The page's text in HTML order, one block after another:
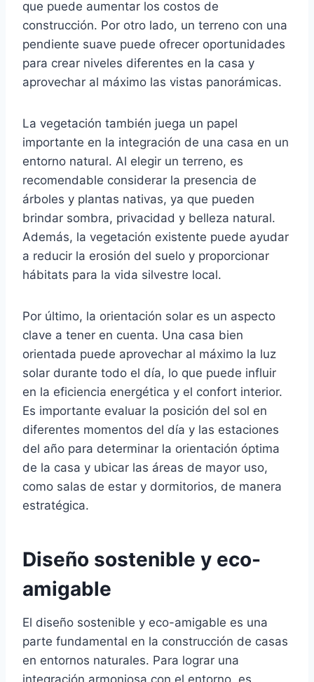
que puede aumentar los costos de
construcción. Por otro lado, un terreno con una
pendiente suave puede ofrecer oportunidades
para crear niveles diferentes en la casa y
aprovechar al máximo las vistas panorámicas.
La vegetación también juega un papel
importante en la integración de una casa en un
entorno natural. Al elegir un terreno, es
recomendable considerar la presencia de
árboles y plantas nativas, ya que pueden
brindar sombra, privacidad y belleza natural.
Además, la vegetación existente puede ayudar
a reducir la erosión del suelo y proporcionar
hábitats para la vida silvestre local.
Por último, la orientación solar es un aspecto
clave a tener en cuenta. Una casa bien
orientada puede aprovechar al máximo la luz
solar durante todo el día, lo que puede influir
en la eficiencia energética y el confort interior.
Es importante evaluar la posición del sol en
diferentes momentos del día y las estaciones
del año para determinar la orientación óptima
de la casa y ubicar las áreas de mayor uso,
como salas de estar y dormitorios, de manera
estratégica.
Diseño sostenible y eco-
amigable
El diseño sostenible y eco-amigable es una
parte fundamental en la construcción de casas
en entornos naturales. Para lograr una